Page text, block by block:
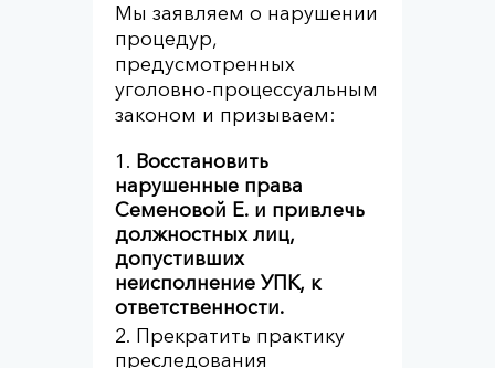
Мы заявляем о нарушении
процедур,
предусмотренных
уголовно-процессуальным
законом и призываем:
Восстановить
нарушенные права
Семеновой Е. и привлечь
должностных лиц,
допустивших
неисполнение УПК, к
ответственности.
Прекратить практику
преследования